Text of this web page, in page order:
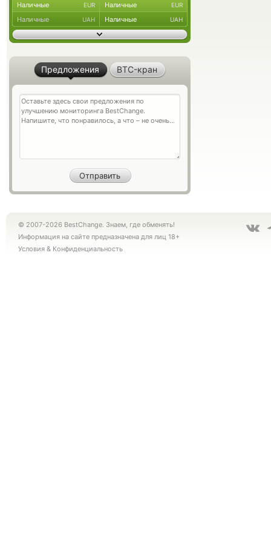
Наличные EUR Наличные EUR
Наличные UAH Наличные UAH
Предложения BTC-кран
© 2007-2026 BestChange. Знаем, где обменять!
Информация на сайте предназначена для лиц 18+
Условия & Конфиденциальность